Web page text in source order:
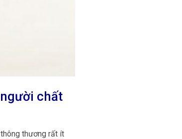
chất
thương rất ít